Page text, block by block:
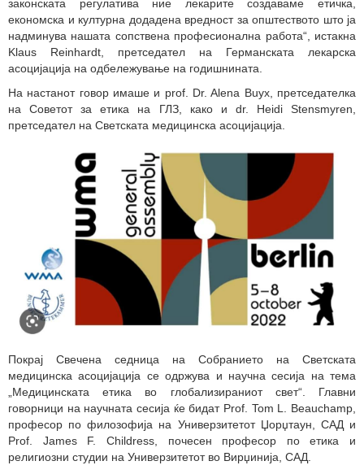
законската регулатива ние лекарите создаваме етичка,
економска и културна додадена вредност за општеството што ја
надминува нашата сопствена професионална работа“, истакна
Klaus Reinhardt, претседател на Германската лекарска
асоцијација на одбележување на годишнината.
На настанот говор имаше и prof. Dr. Alena Buyx, претседателка
на Советот за етика на ГЛЗ, како и dr. Heidi Stensmyren,
претседател на Светската медицинска асоцијација.
Покрај Свечена седница на Собранието на Светската
медицинска асоцијација се одржува и научна сесија на тема
„Медицинската етика во глобализираниот свет“. Главни
говорници на научната сесија ќе бидат Prof. Tom L. Beauchamp,
професор по филозофија на Универзитетот Џорџтаун, САД и
Prof. James F. Childress, почесен професор по етика и
религиозни студии на Универзитетот во Вирџинија, САД.